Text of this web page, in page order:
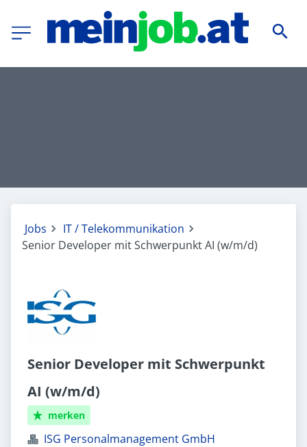
Jobs
IT / Telekommunikation
Senior Developer mit Schwerpunkt AI (w/m/d)
Senior Developer mit Schwerpunkt
AI (w/m/d)
merken
ISG Personalmanagement GmbH